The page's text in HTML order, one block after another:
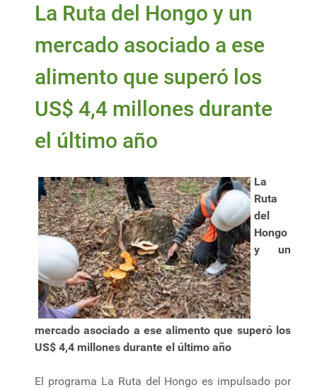
La Ruta del Hongo y un
mercado asociado a ese
alimento que superó los
US$ 4,4 millones durante
el último año
La
Ruta
del
Hongo
y un
mercado asociado a ese alimento que superó los
US$ 4,4 millones durante el último año
El programa La Ruta del Hongo es impulsado por